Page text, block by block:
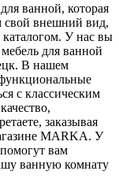
ванной, которая
свой внешний вид,
У нас вы
для ванной
В нашем
с классическим
заказывая
MARKA. У
вам
ванную комнату